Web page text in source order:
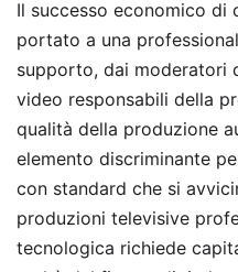
Il successo economico di
portato a una
supporto, dai moderatori
video responsabili della
qualità della produzione
elemento discriminante
con standard che si
produzioni televisive
tecnologica richiede